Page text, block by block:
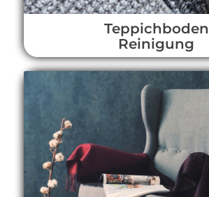
Teppichboden
Reinigung